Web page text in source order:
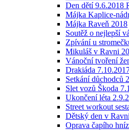
Den dětí 9.6.2018
Májka Kaplice-
Májka Raveň 2018
Soutěž o nejlepší
Zpívání u
Mikuláš v Ravni
Vánoční tvoření
Drakiáda
Setkání důchodců
Slet vozů Škoda
Ukončení léta
Street workout
Dětský den v
Oprava čapího